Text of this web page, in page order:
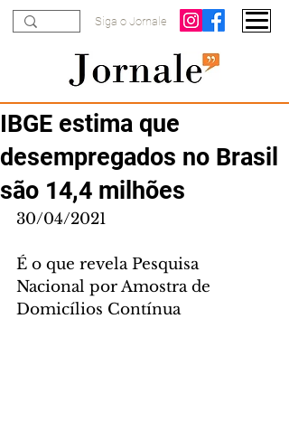
Siga o Jornale
IBGE estima que
desempregados no Brasil
são 14,4 milhões
30/04/2021
É o que revela Pesquisa
Nacional por Amostra de
Domicílios Contínua